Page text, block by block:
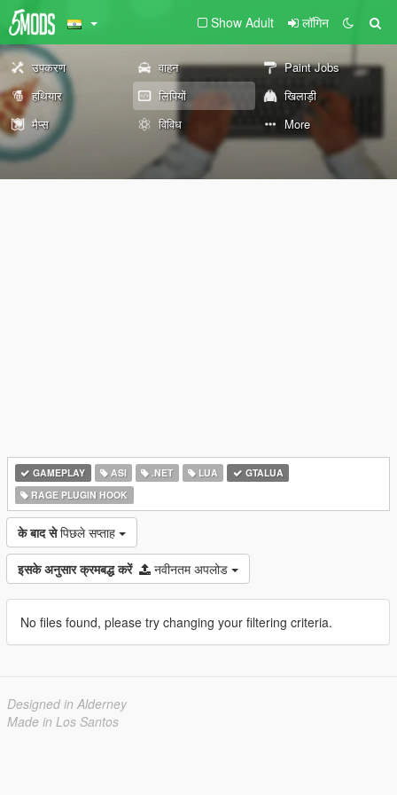
Show Adult लॉगिन
उपकरण वाहन
Paint Jobs
हथियार
लिपियों
खिलाड़ी
मैप्स
विविध More
GAMEPLAY ASI .NET LUA
GTALUA
RAGE PLUGIN HOOK
के बाद से पिछले सप्ताह
इसके अनुसार क्रमबद्ध करें नवीनतम अपलोड
No files found, please try changing your filtering criteria.
Designed in Alderney
Made in Los Santos